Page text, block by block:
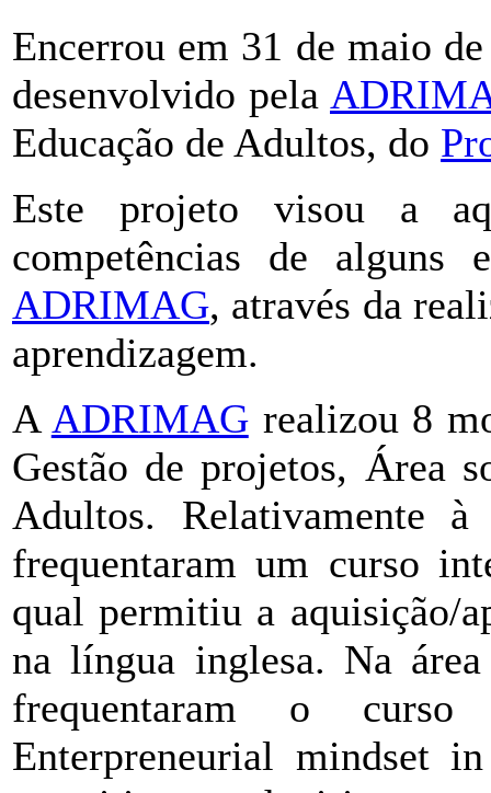
Encerrou em 31 de maio
desenvolvido pela
Educação de Adultos, do
Este projeto visou a
competências de alguns
ADRIMAG, através da
aprendizagem.
A ADRIMAGrealizou 8
Gestão de projetos, Área
Adultos. Relativamente
frequentaram um curso
qual permitiu a aquisição/
na língua inglesa. Na
frequentaram o curso
Enterpreneurial mindset